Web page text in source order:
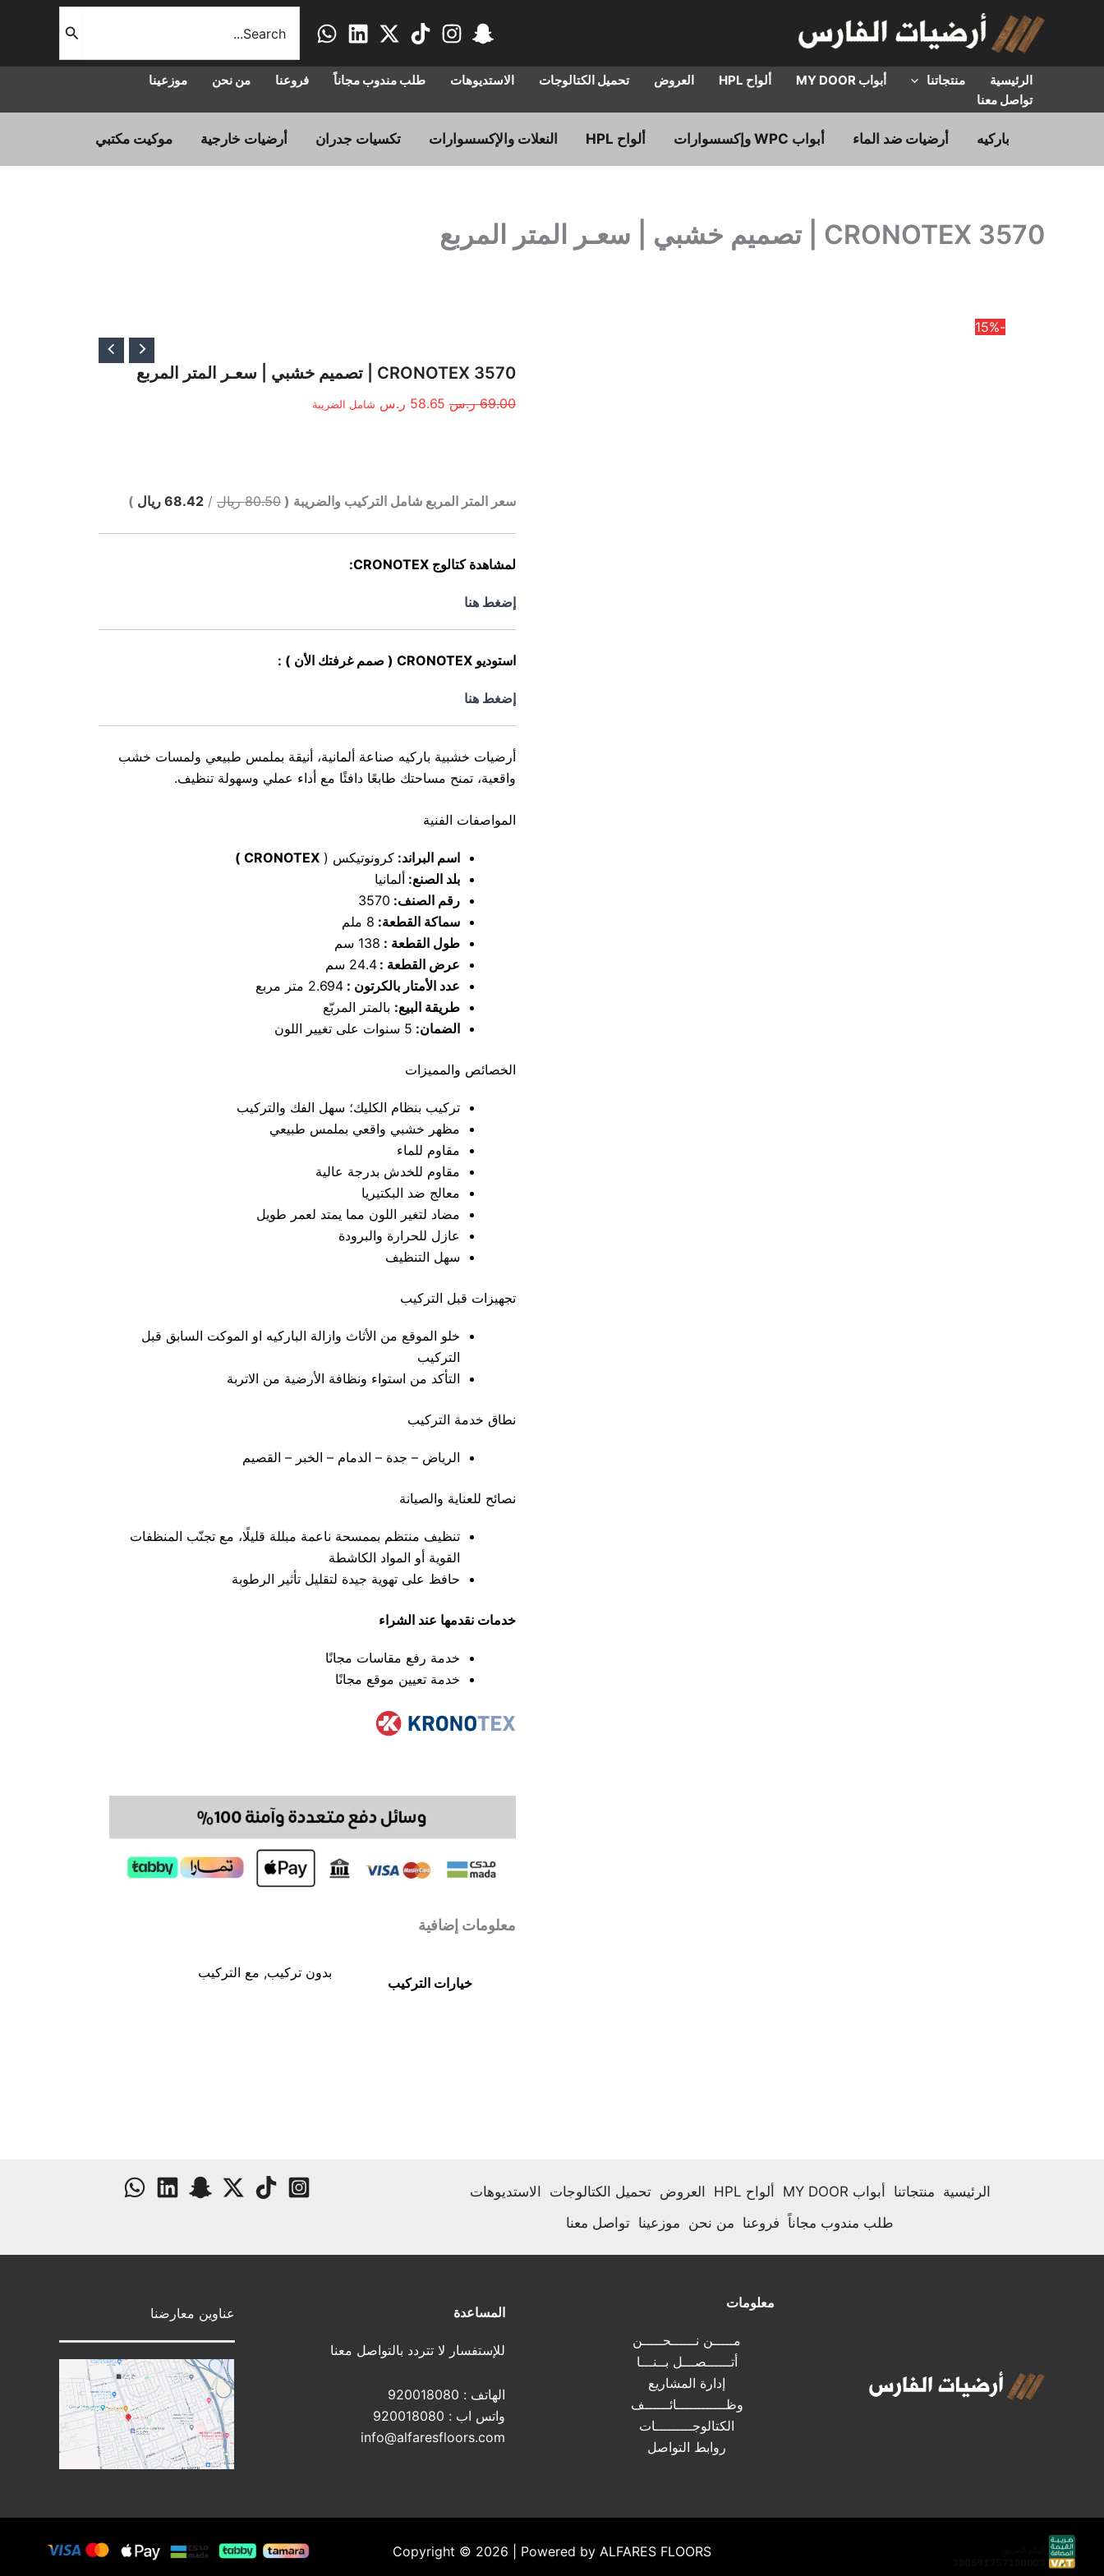
عن:
الرئيسية منتجاتنا أبواب MY DOOR ألواح HPL العروض تحميل الكتالوجات الاستديوهات طلب مندوب مجاناً فروعنا من نحن
موزعينا
تواصل معنا
باركيه أرضيات ضد الماء أبواب WPC وإكسسوارات ألواح HPL النعلات والإكسسوارات تكسيات جدران أرضيات خارجية موكيت مكتبي
3570 CRONOTEX | تصميم خشبي | سعـر المتر المربع
-15%
3570 CRONOTEX | تصميم خشبي | سعـر المتر المربع
69.00 ر.س
الأصلي
69.00 ر.س.
58.65 ر.س
الحالي
58.65 ر.س.
شامل الضريبة
سعر المتر المربع شامل التركيب والضريبة (80.50 ريال /68.42 ريال )
لمشاهدة كتالوج CRONOTEX:
إضغط هنا
استوديو CRONOTEX ( صمم غرفتك الأن ) :
إضغط هنا
أرضيات خشبية باركيه صناعة ألمانية، أنيقة بملمس طبيعي ولمسات خشب
واقعية، تمنح مساحتك طابعًا دافئًا مع أداء عملي وسهولة تنظيف.
المواصفات الفنية
اسم البراند:كرونوتيكس (CRONOTEX )
بلد الصنع: ألمانيا
رقم الصنف: 3570
سماكة القطعة: 8 ملم
طول القطعة : 138 سم
عرض القطعة :24.4 سم
عدد الأمتار بالكرتون :2.694 متر مربع
طريقة البيع: بالمتر المربّع
الضمان: 5 سنوات على تغيير اللون
الخصائص والمميزات
تركيب بنظام الكليك؛ سهل الفك والتركيب
مظهر خشبي واقعي بملمس طبيعي
مقاوم للماء
مقاوم للخدش بدرجة عالية
معالج ضد البكتيريا
مضاد لتغير اللون مما يمتد لعمر طويل
عازل للحرارة والبرودة
سهل التنظيف
تجهيزات قبل التركيب
خلو الموقع من الأثاث وازالة الباركيه او الموكت السابق قبل
التركيب
التأكد من استواء ونظافة الأرضية من الاتربة
نطاق خدمة التركيب
الرياض – جدة – الدمام – الخبر – القصيم
نصائح للعناية والصيانة
تنظيف منتظم بممسحة ناعمة مبللة قليلًا، مع تجنّب المنظفات
القوية أو المواد الكاشطة
حافظ على تهوية جيدة لتقليل تأثير الرطوبة
خدمات نقدمها عند الشراء
خدمة رفع مقاسات مجانًا
خدمة تعيين موقع مجانًا
معلومات إضافية
خيارات التركيب
بدون تركيب, مع التركيب
الرئيسية منتجاتنا أبواب MY DOOR ألواح HPL العروض تحميل الكتالوجات الاستديوهات
طلب مندوب مجاناً فروعنا من نحن موزعينا تواصل معنا
معلومات
مـــــن نــــــحـــــن
أتــــــصـــل بــنـــا
إدارة المشاريع
وظــــــــــــائــــــف
الكتالوجـــــــــات
روابط التواصل
المساعدة
للإستفسار لا تتردد بالتواصل معنا
الهاتف : 920018080
واتس اب : 920018080
info@alfaresfloors.com
عناوين معارضنا
Copyright © 2026 | Powered by ALFARES FLOORS